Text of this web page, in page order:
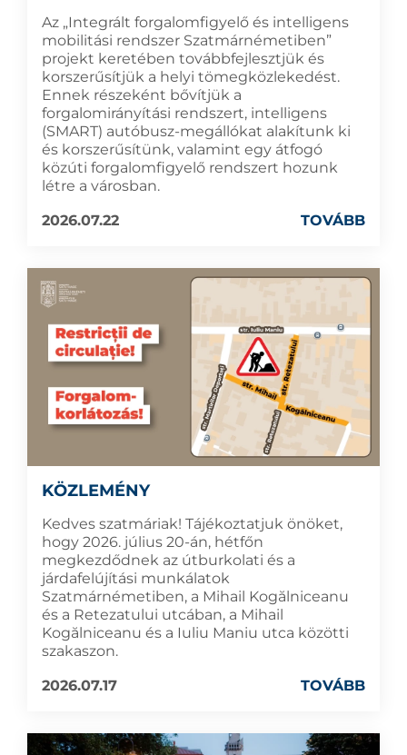
Az „Integrált forgalomfigyelő és intelligens
mobilitási rendszer Szatmárnémetiben”
projekt keretében továbbfejlesztjük és
korszerűsítjük a helyi tömegközlekedést.
Ennek részeként bővítjük a
forgalomirányítási rendszert, intelligens
(SMART) autóbusz-megállókat alakítunk ki
és korszerűsítünk, valamint egy átfogó
közúti forgalomfigyelő rendszert hozunk
létre a városban.
2026.07.22
TOVÁBB
KÖZLEMÉNY
Kedves szatmáriak! Tájékoztatjuk önöket,
hogy 2026. július 20-án, hétfőn
megkezdődnek az útburkolati és a
járdafelújítási munkálatok
Szatmárnémetiben, a Mihail Kogălniceanu
és a Retezatului utcában, a Mihail
Kogălniceanu és a Iuliu Maniu utca közötti
szakaszon.
2026.07.17
TOVÁBB